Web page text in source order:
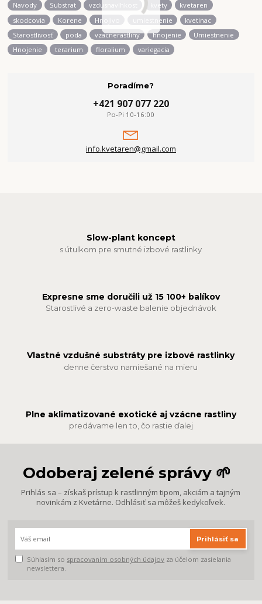
Navody Substrat vzdusnavlhkost kvety
kvetaren
skodcovia
Korene Hnojivo umiestnenie
kvetinac
Starostlivosť
poda vzacnerastliny hnojenie
Umiestnenie
Hnojenie
terarium floralium variegacia
Poradíme?
+421 907 077 220
Po-Pi 10-16:00
info.kvetaren@gmail.com
Slow-plant koncept
s útulkom pre smutné izbové rastlinky
Expresne sme doručili už 15 100+ balíkov
Starostlivé a zero-waste balenie objednávok
Vlastné vzdušné substráty pre izbové rastlinky
denne čerstvo namiešané na mieru
Plne aklimatizované exotické aj vzácne rastliny
predávame len to, čo rastie ďalej
Odoberaj zelené správy 🌱
Prihlás sa – získaš prístup k rastlinným tipom, akciám a tajným
novinkám z Kvetárne. Odhlásiť sa môžeš kedykoľvek.
Prihlásiť sa
Súhlasím so spracovaním osobných údajov za účelom zasielania
newslettera.